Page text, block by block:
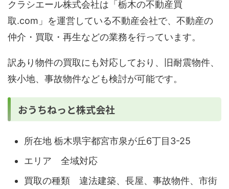
クラシエール株式会社は「栃木の不動産買
取.com」を運営している不動産会社で、不動産の
仲介・買取・再生などの業務を行っています。
訳あり物件の買取にも対応しており、旧耐震物件、
狭小地、事故物件なども検討が可能です。
おうちねっと株式会社
所在地 栃木県宇都宮市泉が丘6丁目3-25
エリア 全域対応
買取の種類 違法建築、長屋、事故物件、市街